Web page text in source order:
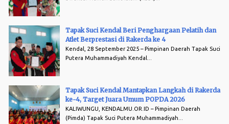
Tapak Suci Kendal Beri Penghargaan Pelatih dan
Atlet Berprestasi di Rakerda ke 4
Kendal, 28 September 2025 – Pimpinan Daerah Tapak Suci
Putera Muhammadiyah Kendal...
Tapak Suci Kendal Mantapkan Langkah di Rakerda
ke-4, Target Juara Umum POPDA 2026
KALIWUNGU, KENDALMU.OR.ID – Pimpinan Daerah
(Pimda) Tapak Suci Putera Muhammadiyah...